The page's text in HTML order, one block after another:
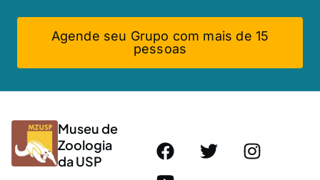
Agende seu Grupo com mais de 15
pessoas
Museu de
Zoologia
da USP